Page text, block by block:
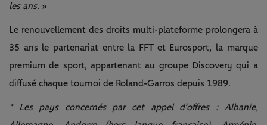
les ans. »
Le renouvellement des droits multi-plateforme prolongera à
35 ans le partenariat entre la FFT et Eurosport, la marque
premium de sport, appartenant au groupe Discovery qui a
diffusé chaque tournoi de Roland-Garros depuis 1989.
* Les pays concernés par cet appel d’offres : Albanie,